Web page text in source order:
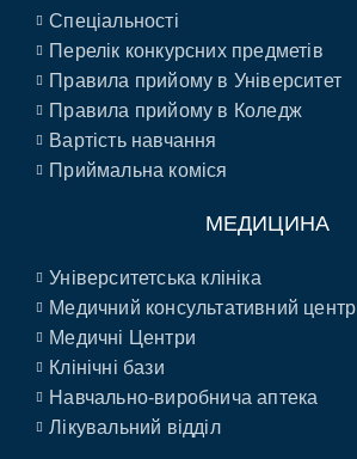
Спеціальності
Перелік конкурсних предметів
Правила прийому в Університет
Правила прийому в Коледж
Вартість навчання
Приймальна коміся
МЕДИЦИНА
Університетська клініка
Медичний консультативний центр
Медичні Центри
Клінічні бази
Навчально-виробнича аптека
Лікувальний відділ